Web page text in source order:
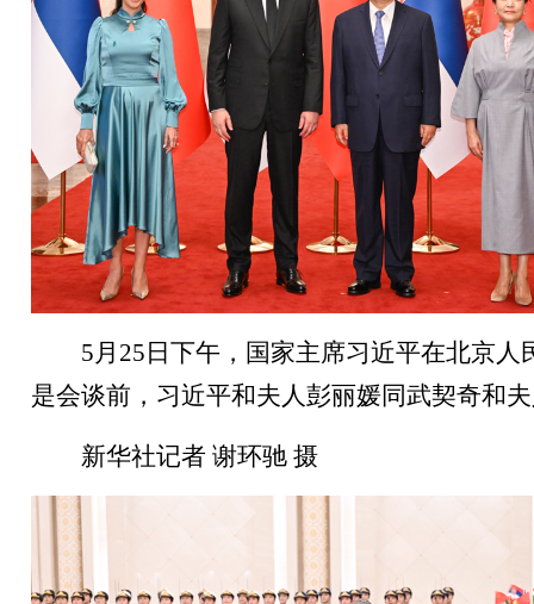
5月25日下午，国家主席习近平在北京
是会谈前，习近平和夫人彭丽媛同武契奇和
新华社记者 谢环驰 摄